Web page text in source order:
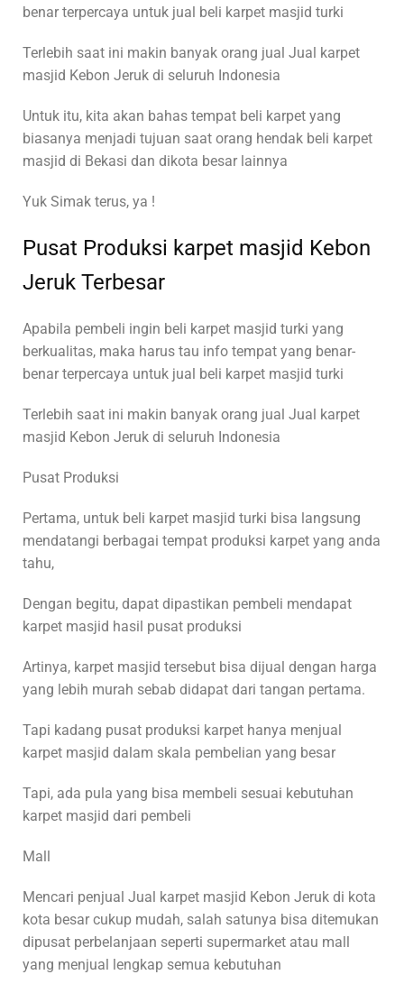
benar terpercaya untuk jual beli karpet masjid turki
Terlebih saat ini makin banyak orang jual Jual karpet
masjid Kebon Jeruk di seluruh Indonesia
Untuk itu, kita akan bahas tempat beli karpet yang
biasanya menjadi tujuan saat orang hendak beli karpet
masjid di Bekasi dan dikota besar lainnya
Yuk Simak terus, ya !
Pusat Produksi karpet masjid Kebon
Jeruk Terbesar
Apabila pembeli ingin beli karpet masjid turki yang
berkualitas, maka harus tau info tempat yang benar-
benar terpercaya untuk jual beli karpet masjid turki
Terlebih saat ini makin banyak orang jual Jual karpet
masjid Kebon Jeruk di seluruh Indonesia
Pusat Produksi
Pertama, untuk beli karpet masjid turki bisa langsung
mendatangi berbagai tempat produksi karpet yang anda
tahu,
Dengan begitu, dapat dipastikan pembeli mendapat
karpet masjid hasil pusat produksi
Artinya, karpet masjid tersebut bisa dijual dengan harga
yang lebih murah sebab didapat dari tangan pertama.
Tapi kadang pusat produksi karpet hanya menjual
karpet masjid dalam skala pembelian yang besar
Tapi, ada pula yang bisa membeli sesuai kebutuhan
karpet masjid dari pembeli
Mall
Mencari penjual Jual karpet masjid Kebon Jeruk di kota
kota besar cukup mudah, salah satunya bisa ditemukan
dipusat perbelanjaan seperti supermarket atau mall
yang menjual lengkap semua kebutuhan